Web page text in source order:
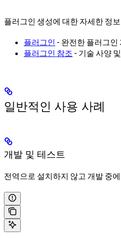
플러그인 생성에 대한 자세한 정
플러그인 - 완전한 플러그인
플러그인 참조 - 기술 사양
일반적인 사용 사례
개발 및 테스트
전역으로 설치하지 않고 개발 중